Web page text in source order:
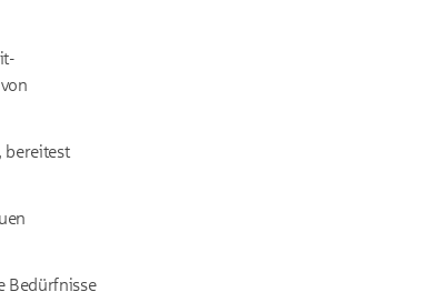
bereitest
Bedürfnisse